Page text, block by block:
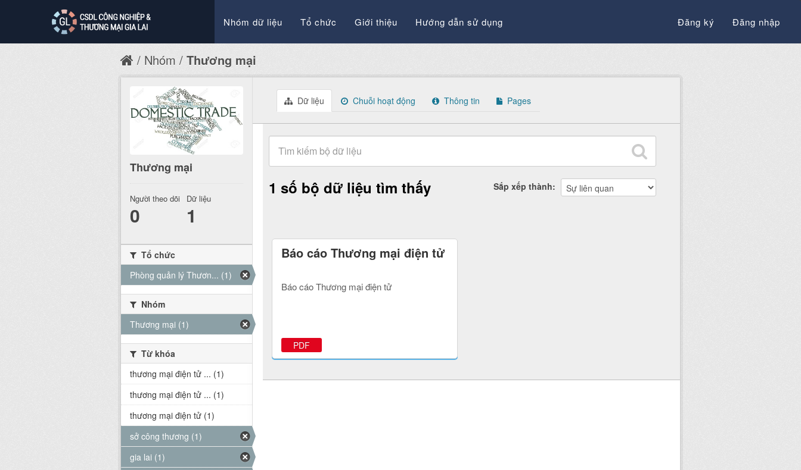
Nhóm dữ liệu Tổ chức Giới thiệu Hướng dẫn sử dụng Đăng ký Đăng nhập
Nhóm Thương mại
Dữ liệu Chuỗi hoạt động Thông tin Pages
Sắp xếp thành
1 số bộ dữ liệu tìm thấy
Báo cáo Thương mại điện tử
Báo cáo Thương mại điện tử
PDF
Thương mại
Người theo dõi
0
Dữ liệu
1
Tổ chức
Phòng quản lý Thươn... (1)
Nhóm
Thương mại (1)
Từ khóa
thương mại điện tử ... (1)
thương mại điện tử ... (1)
thương mại điện tử (1)
sở công thương (1)
gia lai (1)